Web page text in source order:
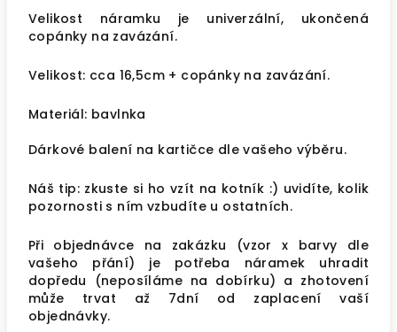
Velikost náramku je univerzální, ukončená
copánky na zavázání.
Velikost: cca 16,5cm + copánky na zavázání.
Materiál: bavlnka
Dárkové balení na kartičce dle vašeho výběru.
Náš tip: zkuste si ho vzít na kotník :) uvidíte, kolik
pozornosti s ním vzbudíte u ostatních.
Při objednávce na zakázku (vzor x barvy dle
vašeho přání) je potřeba náramek uhradit
dopředu (neposíláme na dobírku) a zhotovení
může trvat až 7dní od zaplacení vaší
objednávky.